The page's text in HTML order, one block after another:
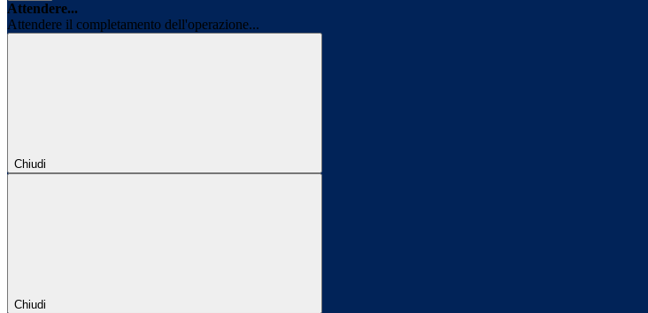
Attendere...
Attendere il completamento dell'operazione...
Chiudi
Chiudi